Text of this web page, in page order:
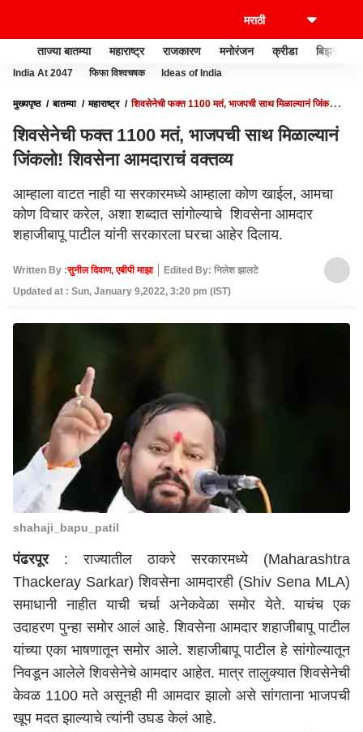
ताज्या बातम्या महाराष्ट्र राजकारण मनोरंजन क्रीडा बिझनेस
India At 2047 फिफा विश्वचषक Ideas of India
मुख्यपृष्ठ बातम्या महाराष्ट्र
शिवसेनेची फक्त 1100 मतं, भाजपची साथ मिळाल्यानं जिंकलो!
शिवसेनेची फक्त 1100 मतं, भाजपची साथ मिळाल्यानं
जिंकलो! शिवसेना आमदाराचं वक्तव्य
आम्हाला वाटत नाही या सरकारमध्ये आम्हाला कोण खाईल, आमचा
कोण विचार करेल, अशा शब्दात सांगोल्याचे शिवसेना आमदार
शहाजीबापू पाटील यांनी सरकारला घरचा आहेर दिलाय.
Written By :सुनील दिवाण, एबीपी माझा
Edited By: निलेश झालटे
Updated at : Sun, January 9,2022, 3:20 pm (IST)
shahaji_bapu_patil
पंढरपूर: राज्यातील ठाकरे सरकारमध्ये (Maharashtra
Thackeray Sarkar) शिवसेना आमदारही (Shiv Sena MLA)
समाधानी नाहीत याची चर्चा अनेकवेळा समोर येते. याचंच एक
उदाहरण पुन्हा समोर आलं आहे. शिवसेना आमदार शहाजीबापू पाटील
यांच्या एका भाषणातून समोर आले. शहाजीबापू पाटील हे सांगोल्यातून
निवडून आलेले शिवसेनेचे आमदार आहेत. मात्र तालुक्यात शिवसेनेची
केवळ 1100 मते असूनही मी आमदार झालो असे सांगताना भाजपची
खूप मदत झाल्याचे त्यांनी उघड केलं आहे.